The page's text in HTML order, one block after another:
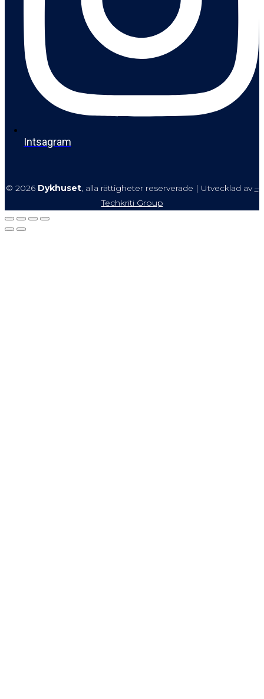
Intsagram
© 2026 Dykhuset, alla rättigheter reserverade | Utvecklad av–
Techkriti Group